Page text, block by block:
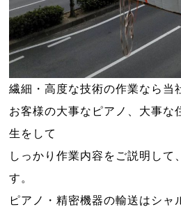
繊細・高度な技術の作業なら当
お客様の大事なピアノ、大事な
生をして
しっかり作業内容をご説明して
す。
ピアノ・精密機器の輸送はシャ